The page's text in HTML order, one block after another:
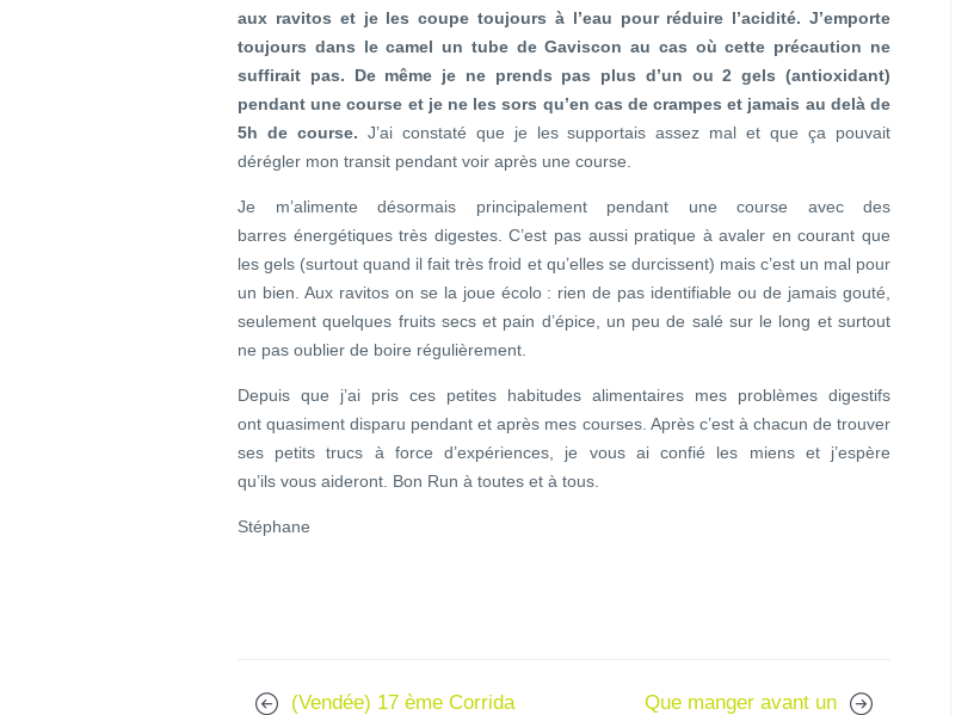
aux ravitos et je les coupe toujours à l’eau pour réduire l’acidité. J’emporte
toujours dans le camel un tube de Gaviscon au cas où cette précaution ne
suffirait pas. De même je ne prends pas plus d’un ou 2 gels (antioxidant)
pendant une course et je ne les sors qu’en cas de crampes et jamais au delà de
5h de course. J’ai constaté que je les supportais assez mal et que ça pouvait
dérégler mon transit pendant voir après une course.
Je m’alimente désormais principalement pendant une course avec des
barres énergétiques très digestes. C’est pas aussi pratique à avaler en courant que
les gels (surtout quand il fait très froid et qu’elles se durcissent) mais c’est un mal pour
un bien. Aux ravitos on se la joue écolo : rien de pas identifiable ou de jamais gouté,
seulement quelques fruits secs et pain d’épice, un peu de salé sur le long et surtout
ne pas oublier de boire régulièrement.
Depuis que j’ai pris ces petites habitudes alimentaires mes problèmes digestifs
ont quasiment disparu pendant et après mes courses. Après c’est à chacun de trouver
ses petits trucs à force d’expériences, je vous ai confié les miens et j’espère
qu’ils vous aideront. Bon Run à toutes et à tous.
Stéphane
(Vendée) 17 ème Corrida
Que manger avant un